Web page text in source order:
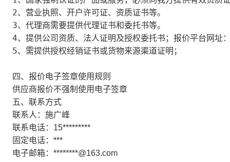
四、报价电子签章使用规则
供应商报价不强制使用电子签章
五、联系方式
联系人：施广峰
联系电话：15*********
固定电话：***
电子邮箱：********@163.com